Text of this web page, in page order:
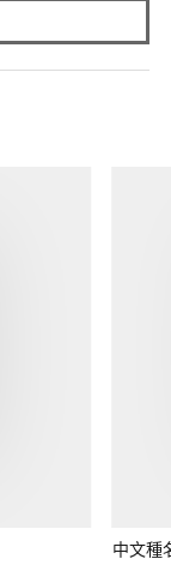
中文種